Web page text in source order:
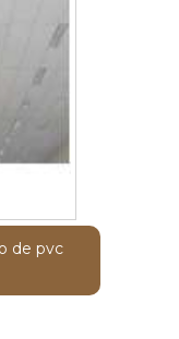
de pvc